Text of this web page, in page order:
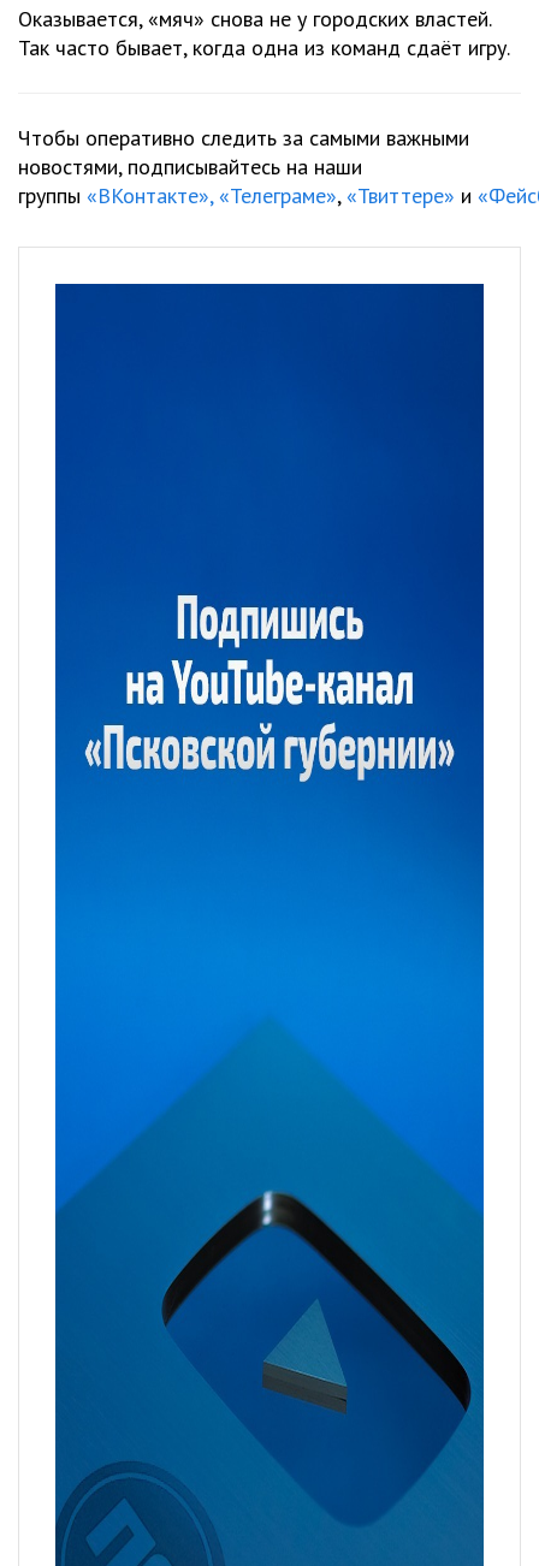
Оказывается, «мяч» снова не у городских властей.
Так часто бывает, когда одна из команд сдаёт игру.
Чтобы оперативно следить за самыми важными
новостями, подписывайтесь на наши
группы «ВКонтакте», «Телеграме»,«Твиттере» и